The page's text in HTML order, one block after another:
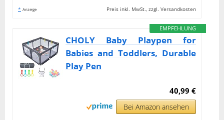
* Anzeige Preis inkl. MwSt., zzgl. Versandkosten
EMPFEHLUNG
CHOLY Baby Playpen for
Babies and Toddlers, Durable
Play Pen
40,99 €
Bei Amazon ansehen